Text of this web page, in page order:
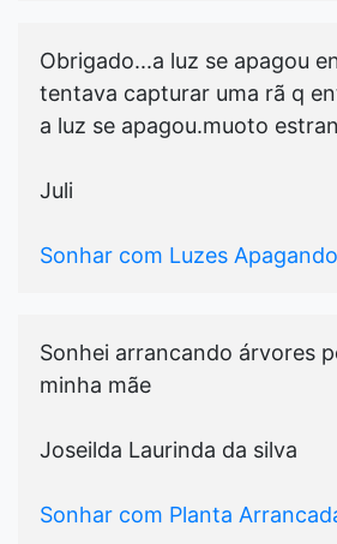
Obrigado...a luz se apagou
tentava capturar uma rã q
a luz se apagou.muoto
Juli
Sonhar com Luzes Apagando
Sonhei arrancando árvores
minha mãe
Joseilda Laurinda da silva
Sonhar com Planta